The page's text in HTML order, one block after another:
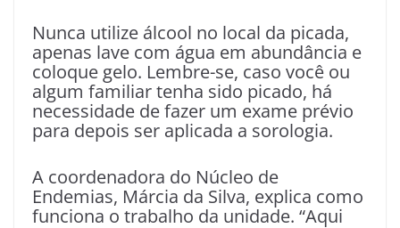
Nunca utilize álcool no local da picada,
apenas lave com água em abundância e
coloque gelo. Lembre-se, caso você ou
algum familiar tenha sido picado, há
necessidade de fazer um exame prévio
para depois ser aplicada a sorologia.
A coordenadora do Núcleo de
Endemias, Márcia da Silva, explica como
funciona o trabalho da unidade. “Aqui